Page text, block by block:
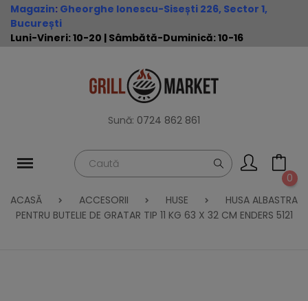
Magazin: Gheorghe Ionescu-Sisești 226, Sector 1,
București
Luni-Vineri: 10-20 | Sâmbătă-Duminică: 10-16
Sună: 0724 862 861
0
ACASĂ
ACCESORII HUSE
HUSA ALBASTRA
PENTRU BUTELIE DE GRATAR TIP 11 KG 63 X 32 CM ENDERS 5121